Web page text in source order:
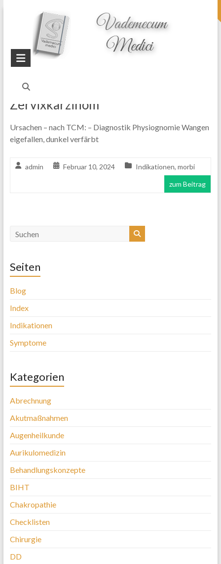
topheader
Startseite
Blog
Zervixkarzinom
Zervixkarzinom
Ursachen – nach TCM: – Diagnostik Physiognomie Wangen
eigefallen, dunkel verfärbt
admin Februar 10, 2024 Indikationen, morbi
zum Beitrag
Seiten
Blog
Index
Indikationen
Symptome
Kategorien
Abrechnung
Akutmaßnahmen
Augenheilkunde
Aurikulomedizin
Behandlungskonzepte
BIHT
Chakropathie
Checklisten
Chirurgie
DD